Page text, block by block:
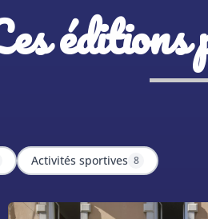
éditions
Activités sportives 8